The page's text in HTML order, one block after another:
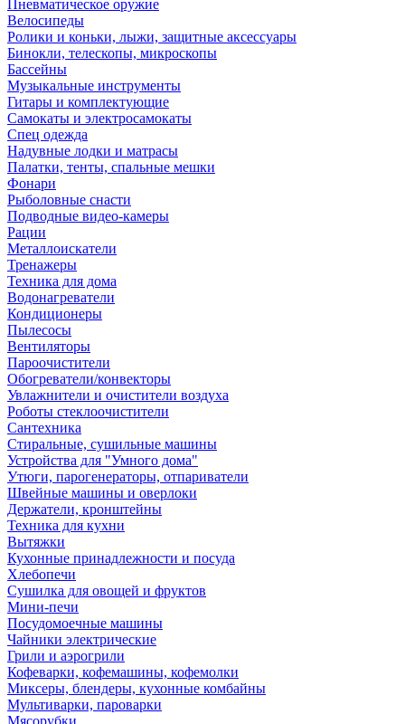
Пневматическое оружие
Велосипеды
Ролики и коньки, лыжи, защитные аксессуары
Бинокли, телескопы, микроскопы
Бассейны
Музыкальные инструменты
Гитары и комплектующие
Самокаты и электросамокаты
Спец одежда
Надувные лодки и матрасы
Палатки, тенты, спальные мешки
Фонари
Рыболовные снасти
Подводные видео-камеры
Рации
Металлоискатели
Тренажеры
Техника для дома
Водонагреватели
Кондиционеры
Пылесосы
Вентиляторы
Пароочистители
Обогреватели/конвекторы
Увлажнители и очистители воздуха
Роботы стеклоочистители
Сантехника
Стиральные, сушильные машины
Устройства для "Умного дома"
Утюги, парогенераторы, отпариватели
Швейные машины и оверлоки
Держатели, кронштейны
Техника для кухни
Вытяжки
Кухонные принадлежности и посуда
Хлебопечи
Сушилка для овощей и фруктов
Мини-печи
Посудомоечные машины
Чайники электрические
Грили и аэрогрили
Кофеварки, кофемашины, кофемолки
Миксеры, блендеры, кухонные комбайны
Мультиварки, пароварки
Мясорубки